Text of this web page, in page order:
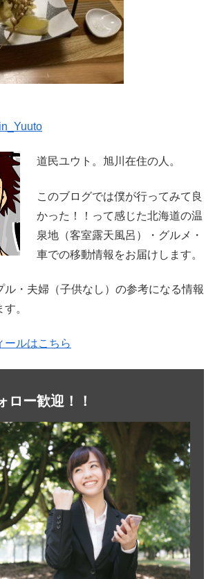
道民ユウト。旭川在住の人。
このブログでは僕が行ってみて良
かった！！って感じた北海道の温
泉地（客室露天風呂）・グルメ・
車での移動情報をお届けします。
ル・夫婦（子供なし）の参考になる情報
。
ールはこちら
ロー歓迎！！